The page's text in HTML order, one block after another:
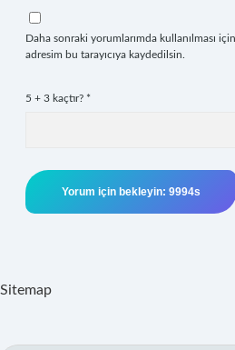
Daha sonraki yorumlarımda kullanılması
adresim bu tarayıcıya kaydedilsin.
5 + 3 kaçtır? *
Sitemap